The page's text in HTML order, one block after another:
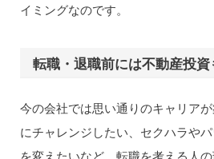
イミングなのです。
転職・退職前には不動産投
今の会社では思い通りのキャリア
にチャレンジしたい、セクハラや
を変えたいなど、転職を考える人